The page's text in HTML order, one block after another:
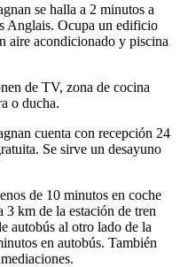
se halla a 2 minutos a
Anglais. Ocupa un edificio
aire acondicionado y piscina
de TV, zona de cocina
o ducha.
cuenta con recepción 24
Se sirve un desayuno
de 10 minutos en coche
km de la estación de tren
autobús al otro lado de la
en autobús. También